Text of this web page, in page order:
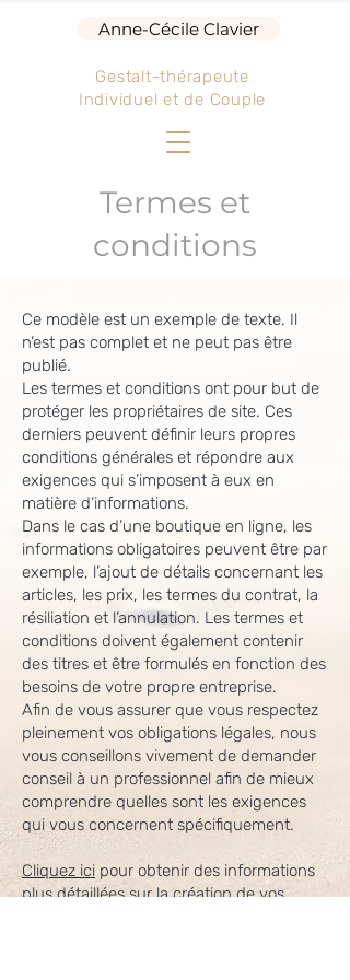
Anne-Cécile Clavier
Gestalt-thérapeute
Individuel et de Couple
Termes et
conditions
Ce modèle est un exemple de texte. Il
n’est pas complet et ne peut pas être
publié.
Les termes et conditions ont pour but de
protéger les propriétaires de site. Ces
derniers peuvent définir leurs propres
conditions générales et répondre aux
exigences qui s’imposent à eux en
matière d’informations.
Dans le cas d’une boutique en ligne, les
informations obligatoires peuvent être par
exemple, l’ajout de détails concernant les
articles, les prix, les termes du contrat, la
résiliation et l’annulation. Les termes et
conditions doivent également contenir
des titres et être formulés en fonction des
besoins de votre propre entreprise.
Afin de vous assurer que vous respectez
pleinement vos obligations légales, nous
vous conseillons vivement de demander
conseil à un professionnel afin de mieux
comprendre quelles sont les exigences
qui vous concernent spécifiquement.
Cliquez ici pour obtenir des informations
plus détaillées sur la création de vos